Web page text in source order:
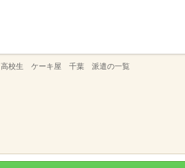
高校生 ケーキ屋 千葉 派遣の一覧